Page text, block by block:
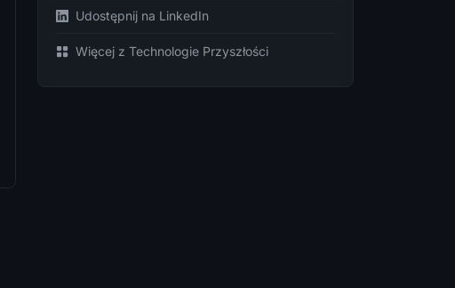
Udostępnij na LinkedIn
Więcej z Technologie Przyszłości